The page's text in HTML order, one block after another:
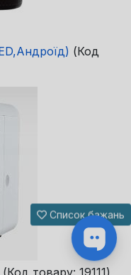
(Код
(Код товару: 19111)
Список бажань